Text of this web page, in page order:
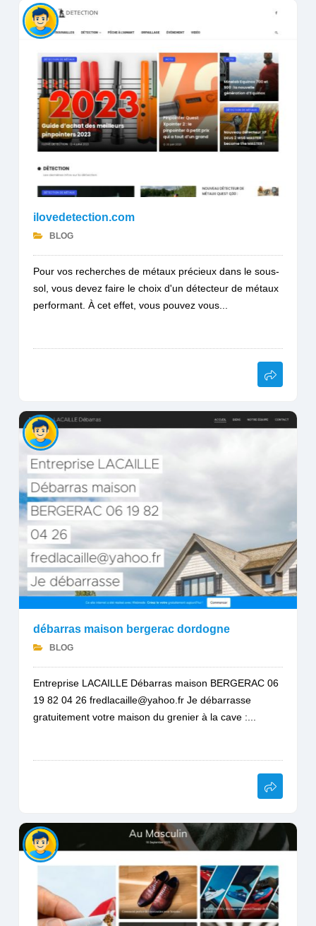
ilovedetection.com
BLOG
Pour vos recherches de métaux précieux dans le sous-
sol, vous devez faire le choix d'un détecteur de métaux
performant. À cet effet, vous pouvez vous...
débarras maison bergerac dordogne
BLOG
Entreprise LACAILLE Débarras maison BERGERAC 06
19 82 04 26 fredlacaille@yahoo.fr Je débarrasse
gratuitement votre maison du grenier à la cave :...